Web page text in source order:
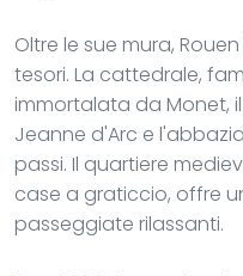
Oltre le sue mura,
tesori. La cattedrale,
immortalata da Monet,
Jeanne d'Arc e
passi. Il quartiere
case a graticcio, offre
passeggiate rilassanti.